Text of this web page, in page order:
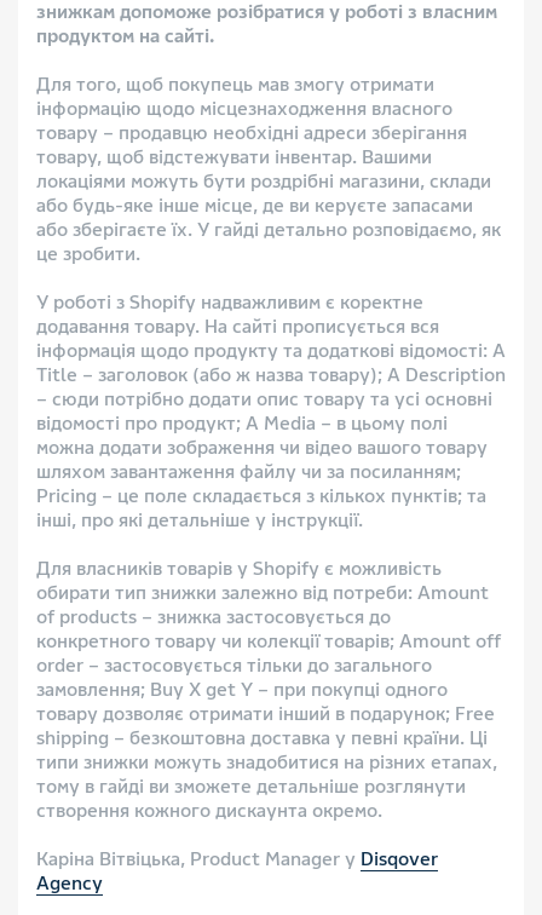
знижкам допоможе розібратися у роботі з власним
продуктом на сайті.
Для того, щоб покупець мав змогу отримати
інформацію щодо місцезнаходження власного
товару – продавцю необхідні адреси зберігання
товару, щоб відстежувати інвентар. Вашими
локаціями можуть бути роздрібні магазини, склади
або будь-яке інше місце, де ви керуєте запасами
або зберігаєте їх. У гайді детально розповідаємо, як
це зробити.
У роботі з Shopify надважливим є коректне
додавання товару. На сайті прописується вся
інформація щодо продукту та додаткові відомості: A
Title – заголовок (або ж назва товару); A Description
– сюди потрібно додати опис товару та усі основні
відомості про продукт; A Media – в цьому полі
можна додати зображення чи відео вашого товару
шляхом завантаження файлу чи за посиланням;
Pricing – це поле складається з кількох пунктів; та
інші, про які детальніше у інструкції.
Для власників товарів у Shopify є можливість
обирати тип знижки залежно від потреби: Amount
of products – знижка застосовується до
конкретного товару чи колекції товарів; Amount off
order – застосовується тільки до загального
замовлення; Buy X get Y – при покупці одного
товару дозволяє отримати інший в подарунок; Free
shipping – безкоштовна доставка у певні країни. Ці
типи знижки можуть знадобитися на різних етапах,
тому в гайді ви зможете детальніше розглянути
створення кожного дискаунта окремо.
Каріна Вітвіцька, Product Manager у Disqover
Agency